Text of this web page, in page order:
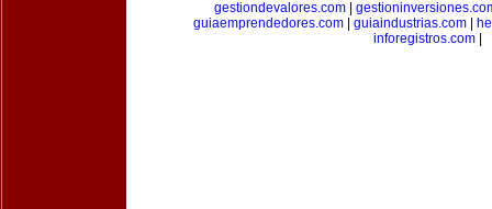
gestiondevalores.com|
guiaemprendedores.com
guiaindustrias.com
inforegistros.com|